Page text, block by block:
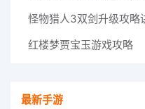
红楼梦贾宝玉游戏攻略
最新手游